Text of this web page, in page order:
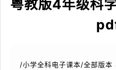
粤教版4年级科
/小学全科电子课本/全部版本